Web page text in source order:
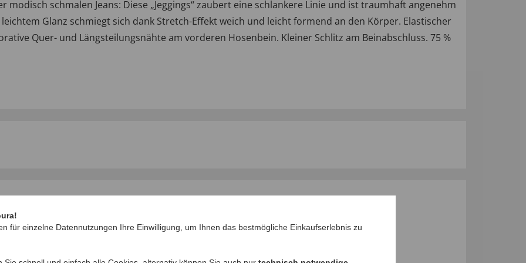
schmalen Jeans: Diese „Jeggings“ zaubert eine schlankere Linie und ist traumhaft angenehm
Glanz schmiegt sich dank Stretch-Effekt weich und leicht formend an den Körper. Elastischer
Quer- und Längsteilungsnähte am vorderen Hosenbein. Kleiner Schlitz am Beinabschluss. 75 %
für einzelne Datennutzungen Ihre Einwilligung, um Ihnen das bestmögliche Einkaufserlebnis zu